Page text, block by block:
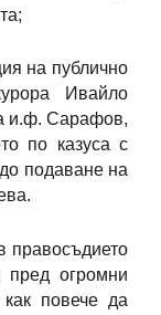
на публично
Ивайло
и.ф. Сарафов,
по казуса с
подаване на
правосъдието
пред огромни
как повече да